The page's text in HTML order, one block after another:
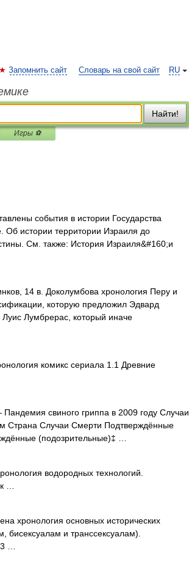
RU
Запомнить сайт Словарь на свой сайт
Найти!
Игры ⚽
события в истории Государства
Об истории территории Израиля до
См. также: История Израиля&#160;и
14 в. Доколумбова хронология Перу и
которую предложил Эдвард
Луис Лумбрерас, который иначе
комикс сериала 1.1 Древние
свиного гриппа в 2009 году Случаи
Страна Случаи Смерти Подтверждённые
(подозрительные)‡ …
водородных технологий.
…
хронология основных исторических
и транссексуалам).
…